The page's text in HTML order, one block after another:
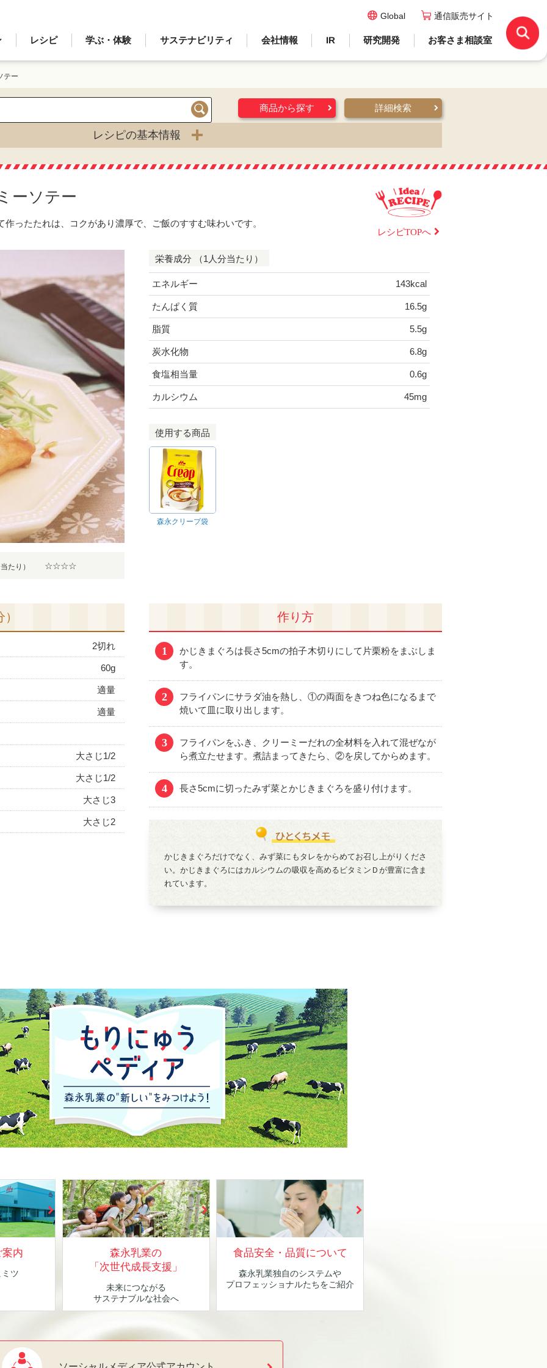
レシピ 学ぶ・体験 サステナビリティ 会社情報 IR 研究開発 お客さま相談室
Global 通信販売サイト
テー
検索
商品から探す 詳細検索
レシピの基本情報
ーソテー
ったたれは、コクがあり濃厚で、ご飯のすすむ味わいです。
レシピTOPへ
たり） ☆☆☆☆
栄養成分 （1人分当たり）
エネルギー 143kcal
たんぱく質 16.5g
脂質 5.5g
炭水化物 6.8g
食塩相当量 0.6g
カルシウム 45mg
使用する商品
森永クリープ袋
2切れ
60g
適量
適量
大さじ1/2
大さじ1/2
大さじ3
大さじ2
作り方
1
かじきまぐろは長さ5cmの拍子木切りにして片栗粉をまぶしま
す。
2
フライパンにサラダ油を熱し、①の両面をきつね色になるまで
焼いて皿に取り出します。
3
フライパンをふき、クリーミーだれの全材料を入れて混ぜなが
ら煮立たせます。煮詰まってきたら、②を戻してからめます。
4 長さ5cmに切ったみず菜とかじきまぐろを盛り付けます。
かじきまぐろだけでなく、みず菜にもタレをからめてお召し上がりくださ
い。かじきまぐろにはカルシウムの吸収を高めるビタミンＤが豊富に含ま
れています。
案内
ミツ
森永乳業の
「次世代成長支援」
未来につながる
サステナブルな社会へ
食品安全・品質について
森永乳業独自のシステムや
プロフェッショナルたちをご紹介